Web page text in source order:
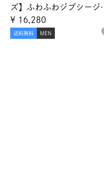
ズ】ふわふわジプシージ
ガード プルオーバー＆ラ
ンダム猫足跡ジャガー
送料無料 MEN
¥ 16,280